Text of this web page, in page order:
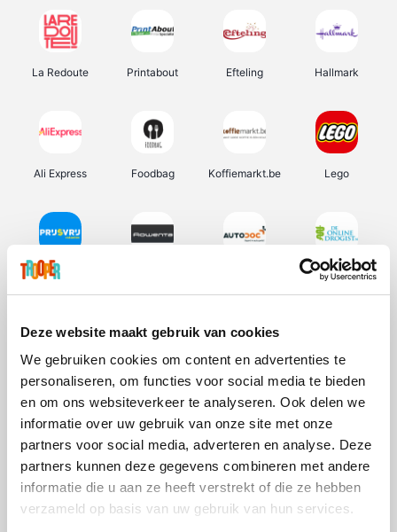
Deze website maakt gebruik van cookies
We gebruiken cookies om content en advertenties te
personaliseren, om functies voor social media te bieden
en om ons websiteverkeer te analyseren. Ook delen we
informatie over uw gebruik van onze site met onze
partners voor social media, adverteren en analyse. Deze
partners kunnen deze gegevens combineren met andere
informatie die u aan ze heeft verstrekt of die ze hebben
verzameld op basis van uw gebruik van hun services.
La Redoute Printabout Efteling Hallmark
Ali Express Foodbag Koffiemarkt.be Lego
Prijsvrij De Online Drogist
Vidaxl Lampenlicht.be Plopsa Adidas
All Accor